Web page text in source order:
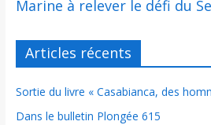
Marine à relever le défi du
Articles récents
Sortie du livre « Casabianca, des
Dans le bulletin Plongée 615